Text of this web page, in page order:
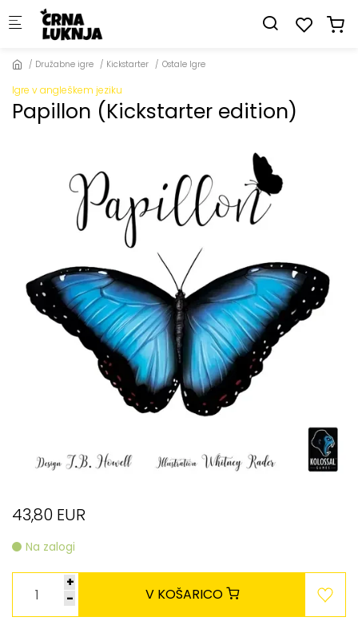
Skip to main content
Družabne igre Kickstarter Ostale Igre
Igre v angleškem jeziku
Papillon (Kickstarter edition)
43,80 EUR
Na zalogi
+
-
V KOŠARICO